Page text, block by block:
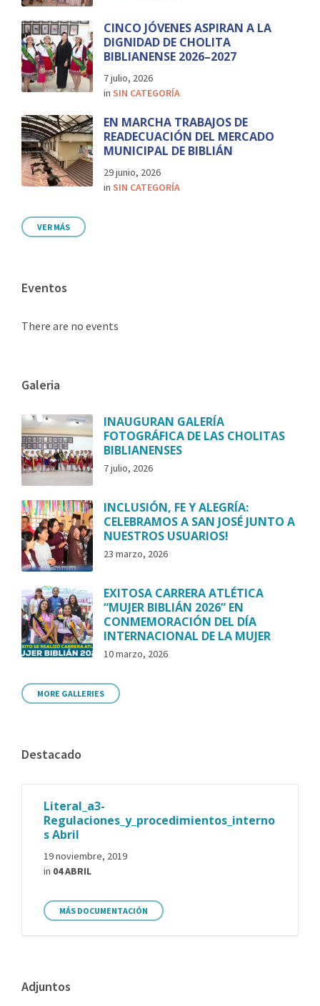
CINCO JÓVENES ASPIRAN A LA
DIGNIDAD DE CHOLITA
BIBLIANENSE 2026–2027
7 julio, 2026
in SIN CATEGORÍA
EN MARCHA TRABAJOS DE
READECUACIÓN DEL MERCADO
MUNICIPAL DE BIBLIÁN
29 junio, 2026
in SIN CATEGORÍA
VER MÁS
Eventos
There are no events
Galeria
INAUGURAN GALERÍA
FOTOGRÁFICA DE LAS CHOLITAS
BIBLIANENSES
7 julio, 2026
INCLUSIÓN, FE Y ALEGRÍA:
CELEBRAMOS A SAN JOSÉ JUNTO A
NUESTROS USUARIOS!
23 marzo, 2026
EXITOSA CARRERA ATLÉTICA
“MUJER BIBLIÁN 2026” EN
CONMEMORACIÓN DEL DÍA
INTERNACIONAL DE LA MUJER
10 marzo, 2026
MORE GALLERIES
Destacado
Literal_a3-
Regulaciones_y_procedimientos_interno
s Abril
19 noviembre, 2019
in 04 ABRIL
MÁS DOCUMENTACIÓN
Adjuntos